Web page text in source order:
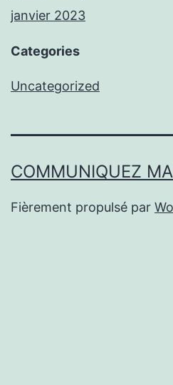
janvier 2023
Categories
Uncategorized
COMMUNIQUEZ
Fièrement propulsé par